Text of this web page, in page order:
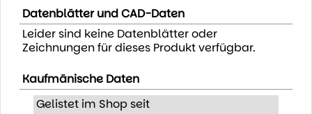
Datenblätter und CAD-Daten
Leider sind keine Datenblätter oder
Zeichnungen für dieses Produkt verfügbar.
Kaufmänische Daten
Gelistet im Shop seit